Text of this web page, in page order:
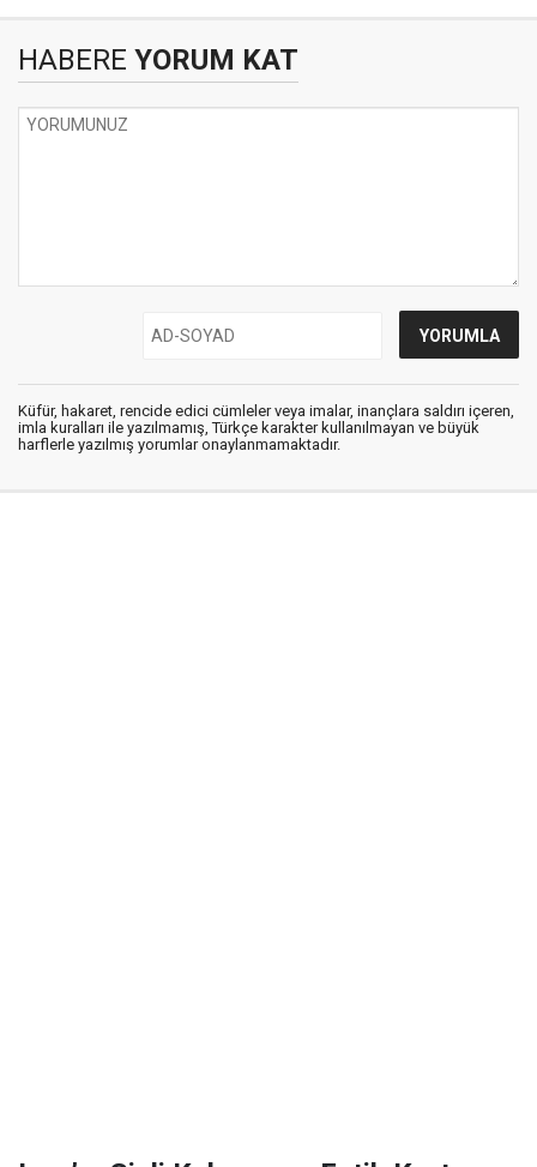
HABERE YORUM KAT
Küfür, hakaret, rencide edici cümleler veya imalar, inançlara saldırı içeren,
imla kuralları ile yazılmamış, Türkçe karakter kullanılmayan ve büyük
harflerle yazılmış yorumlar onaylanmamaktadır.